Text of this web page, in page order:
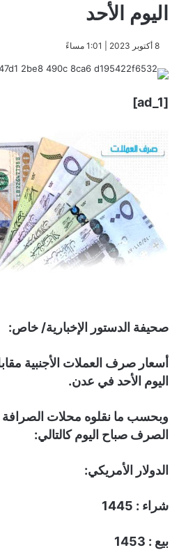
اليوم الأحد
​8 أكتوبر 2023 | 1:01 مساءً
[ad_1]
صحيفة الدستور الإخبارية/ خاص:
أسعار صرف العملات الأجنبية
اليوم الأحد في عدن.
وبحسب ما نقلوه محلات
الصرف صباح اليوم كالتالي:
الدولار الأمريكي:
شراء : 1445
بيع : 1453